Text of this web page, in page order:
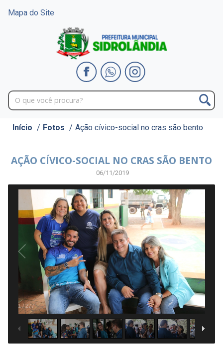
Mapa do Site
Início / Fotos / Ação cívico-social no cras são bento
AÇÃO CÍVICO-SOCIAL NO CRAS SÃO BENTO
06/11/2019
1 / 277